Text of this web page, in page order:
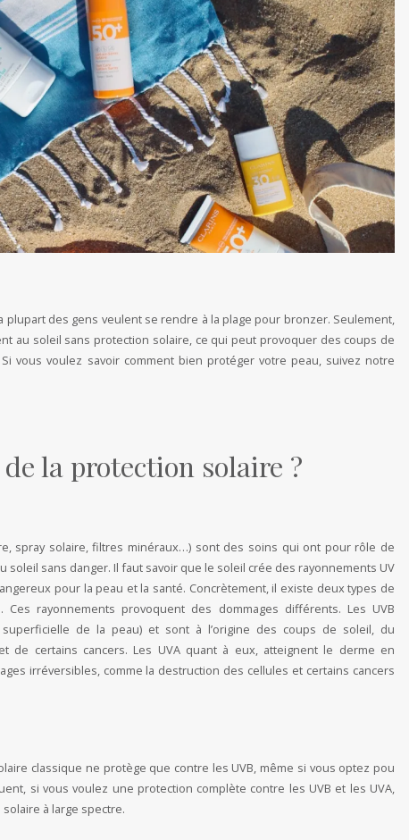
plupart des gens veulent se rendre à la plage pour bronzer. Seulement,
au soleil sans protection solaire, ce qui peut provoquer des coups de
vous voulez savoir comment bien protéger votre peau, suivez notre
la protection solaire ?
spray solaire, filtres minéraux…) sont des soins qui ont pour rôle de
soleil sans danger. Il faut savoir que le soleil crée des rayonnements UV
pour la peau et la santé. Concrètement, il existe deux types de
rayonnements provoquent des dommages différents. Les UVB
superficielle de la peau) et sont à l’origine des coups de soleil, du
de certains cancers. Les UVA quant à eux, atteignent le derme en
irréversibles, comme la destruction des cellules et certains cancers
classique ne protège que contre les UVB, même si vous optez pou
si vous voulez une protection complète contre les UVB et les UVA,
à large spectre.